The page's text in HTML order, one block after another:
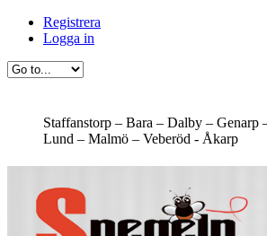
Registrera
Logga in
Staffanstorp – Bara – Dalby – Genarp
Lund – Malmö – Veberöd - Åkarp